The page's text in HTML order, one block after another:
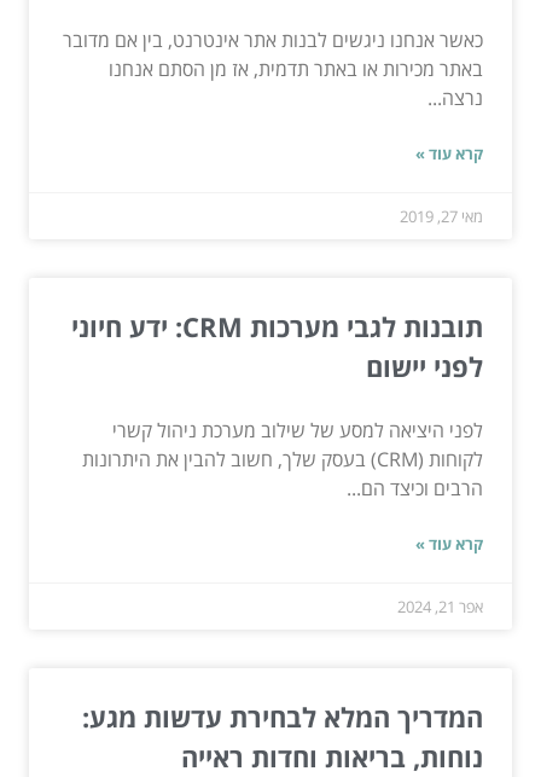
כאשר אנחנו ניגשים לבנות אתר אינטרנט, בין אם מדובר
באתר מכירות או באתר תדמית, אז מן הסתם אנחנו
נרצה...
קרא עוד »
מאי 27, 2019
תובנות לגבי מערכות CRM: ידע חיוני
לפני יישום
לפני היציאה למסע של שילוב מערכת ניהול קשרי
לקוחות (CRM) בעסק שלך, חשוב להבין את היתרונות
הרבים וכיצד הם...
קרא עוד »
אפר 21, 2024
המדריך המלא לבחירת עדשות מגע:
נוחות, בריאות וחדות ראייה